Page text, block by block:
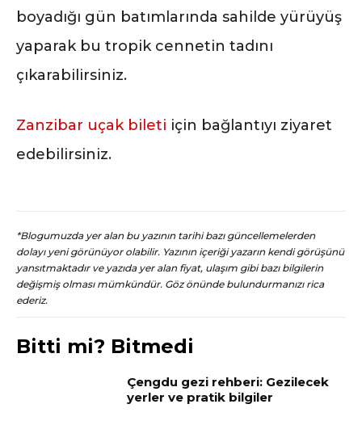
boyadığı gün batımlarında sahilde yürüyüş
yaparak bu tropik cennetin tadını
çıkarabilirsiniz.
Zanzibar uçak bileti için bağlantıyı ziyaret
edebilirsiniz.
*Blogumuzda yer alan bu yazının tarihi bazı güncellemelerden
dolayı yeni görünüyor olabilir. Yazının içeriği yazarın kendi görüşünü
yansıtmaktadır ve yazıda yer alan fiyat, ulaşım gibi bazı bilgilerin
değişmiş olması mümkündür. Göz önünde bulundurmanızı rica
ederiz.
Bitti mi? Bitmedi
Çengdu gezi rehberi: Gezilecek
yerler ve pratik bilgiler